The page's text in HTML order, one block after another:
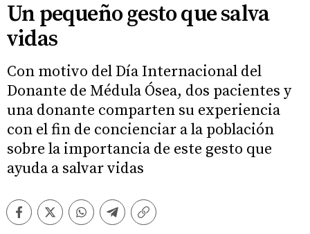
Un pequeño gesto que salva
vidas
Con motivo del Día Internacional del
Donante de Médula Ósea, dos pacientes y
una donante comparten su experiencia
con el fin de concienciar a la población
sobre la importancia de este gesto que
ayuda a salvar vidas
FacebookTwitterWhatsappTelegramCopiar